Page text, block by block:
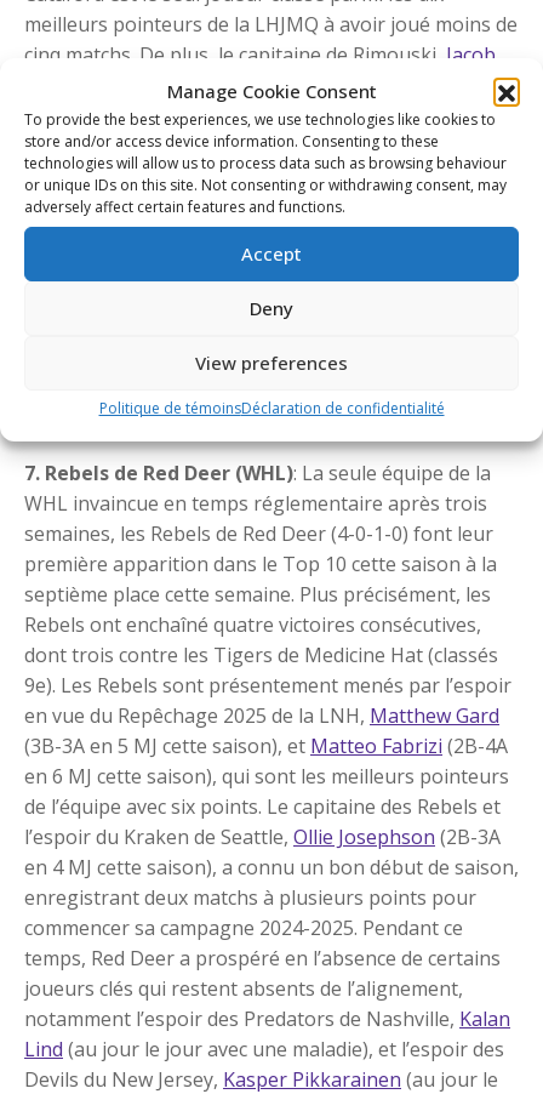
Manage Cookie Consent
To provide the best experiences, we use technologies like cookies to
store and/or access device information. Consenting to these
technologies will allow us to process data such as browsing behaviour
or unique IDs on this site. Not consenting or withdrawing consent, may
adversely affect certain features and functions.
Accept
Deny
View preferences
Politique de témoinsDéclaration de confidentialité
meilleurs pointeurs de la LHJMQ à avoir joué moins de
cinq matchs. De plus, le capitaine de Rimouski, Jacob
(4B-0A en 4 MJ cette saison), l’espoir des
Ducks d’Anaheim,Alexandre Blais(1B-3A en 4 MJ cette
saison), et l’espoir des Flyers de Philadelphie,Spencer
Gill(0B-2A en 4 MJ cette saison), continuent de donner
un coup de pouce à l’Océanic depuis leur retour des
camps d’entraînement de la LNH auxquels ils ont
participé. Cette semaine, Rimouski sera mis à
l’épreuve alors qu’ils poursuivent un voyage de neuf
matchs à l’étranger avec des rencontres contre les
Saguenéens et les Remparts au cours du week-end.
Matchs cette semaine : à Chicoutimi (11 oct.), à Québec
7. Rebels de Red Deer (WHL): La seule équipe de la
WHL invaincue en temps réglementaire après trois
semaines, les Rebels de Red Deer (4-0-1-0) font leur
première apparition dans le Top 10 cette saison à la
septième place cette semaine. Plus précisément, les
Rebels ont enchaîné quatre victoires consécutives,
dont trois contre les Tigers de Medicine Hat (classés
9e). Les Rebels sont présentement menés par l’espoir
en vue du Repêchage 2025 de la LNH, Matthew Gard
(3B-3A en 5 MJ cette saison), et Matteo Fabrizi (2B-4A
en 6 MJ cette saison), qui sont les meilleurs pointeurs
de l’équipe avec six points. Le capitaine des Rebels et
l’espoir du Kraken de Seattle, Ollie Josephson (2B-3A
en 4 MJ cette saison), a connu un bon début de saison,
enregistrant deux matchs à plusieurs points pour
commencer sa campagne 2024-2025. Pendant ce
temps, Red Deer a prospéré en l’absence de certains
joueurs clés qui restent absents de l’alignement,
notamment l’espoir des Predators de Nashville, Kalan
Lind (au jour le jour avec une maladie), et l’espoir des
Devils du New Jersey, Kasper Pikkarainen (au jour le